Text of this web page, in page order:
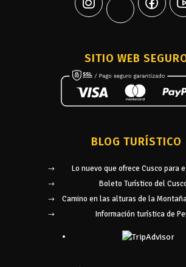
SITIO WEB
BLOG TURÍSTICO
Lo nuevo que ofrece Cusco para
Boleto Turístico del
Camino en las alturas de la
Información turística de